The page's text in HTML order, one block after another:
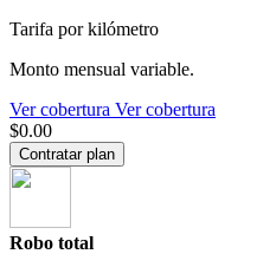
Tarifa por kilómetro
Monto mensual variable.
Ver cobertura Ver cobertura
$0.00
Contratar plan
Robo total